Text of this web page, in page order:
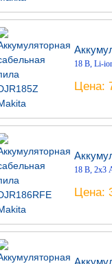
18 В, Li-
18 В, 2х3